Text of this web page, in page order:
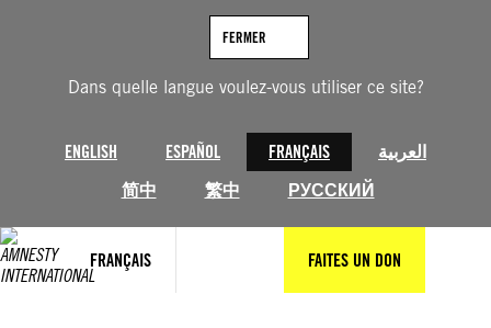
Dans quelle langue voulez-vous utiliser ce site?
ENGLISH ESPAÑOL FRANÇAIS
العربية
简中
繁中 РУССКИЙ
FERMER
FRANÇAIS FAITES UN DON